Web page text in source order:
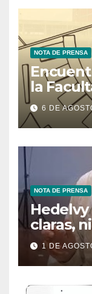
NOTA DE PRENSA
la
6 DE
NOTA DE PRENSA
Hedelvy
claras,
1 DE